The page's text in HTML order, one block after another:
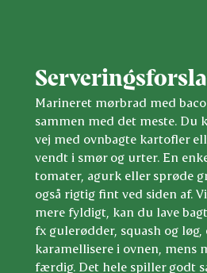
Marineret mørbrad med
sammen med det meste. Du
vej med ovnbagte kartofler
vendt i smør og urter. En
tomater, agurk eller sprøde
også rigtig fint ved siden af.
mere fyldigt, kan du lave
fx gulerødder, squash og
karamellisere i ovnen, mens
færdig. Det hele spiller godt